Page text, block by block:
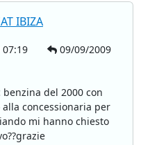
IBIZA
09/09/2009
del 2000 con
concessionaria per
mi hanno chiesto